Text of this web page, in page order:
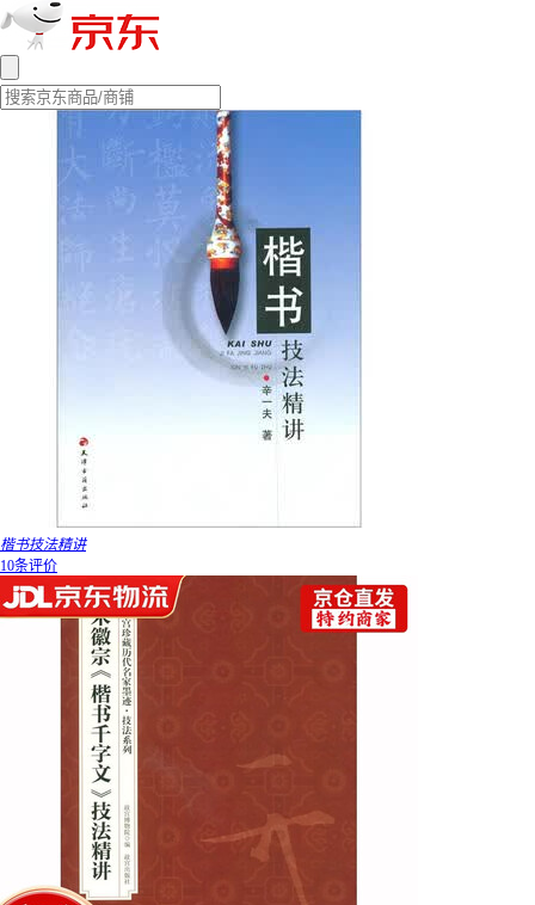
楷书技法精讲
10条评价